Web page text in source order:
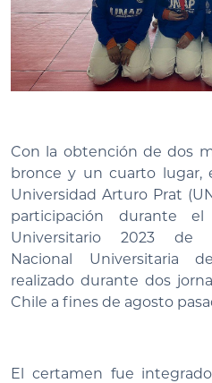
Con la obtención de dos
bronce y un cuarto lugar,
Universidad Arturo Prat
participación durante el
Universitario 2023 de
Nacional Universitaria
realizado durante dos
Chile a fines de agosto
El certamen fue